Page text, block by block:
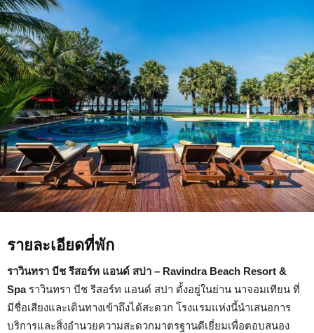
Ravindra
Resort
&
Spa
รายละเอียดที่พัก
ราวินทรา บีช รีสอร์ท แอนด์ สปา – Ravindra Beach Resort &
Spaราวินทรา บีช รีสอร์ท แอนด์ สปา ตั้งอยู่ในย่าน นาจอมเทียน ที่
มีชื่อเสียงและเดินทางเข้าถึงได้สะดวก โรงแรมแห่งนี้นำเสนอการ
บริการและสิ่งอำนวยความสะดวกมาตรฐานดีเยี่ยมเพื่อตอบสนอง